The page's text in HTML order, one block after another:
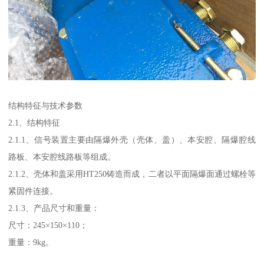
结构特征与技术参数
2.1、结构特征
2.1.1、信号装置主要由隔爆外壳（壳体、盖）、本安腔、隔爆腔线
路板、本安腔线路板等组成。
2.1.2、壳体和盖采用HT250铸造而成，二者以平面隔爆面通过螺栓等
紧固件连接。
2.1.3、产品尺寸和重量：
尺寸：245×150×110；
重量：9kg。